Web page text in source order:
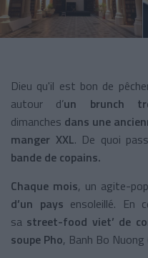
Dieu qu'il est bon de
autour d’un brunch
dimanches dans une
manger XXL. De quoi
bande de copains.
Chaque mois, un agite-
d’un pays ensoleillé. En
sa street-food viet’ de
soupe Pho, Banh Bo